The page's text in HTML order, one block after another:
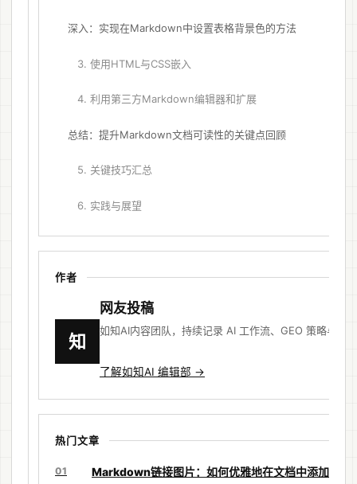
深入：实现在Markdown中设置表格背景色的方法
3. 使用HTML与CSS嵌入
4. 利用第三方Markdown编辑器和扩展
总结：提升Markdown文档可读性的关键点回顾
5. 关键技巧汇总
6. 实践与展望
作者
知
网友投稿
如知AI内容团队，持续记录 AI 工作流、GEO 策略与知
了解如知AI 编辑部 →
热门文章
01 Markdown链接图片：如何优雅地在文档中添加高清